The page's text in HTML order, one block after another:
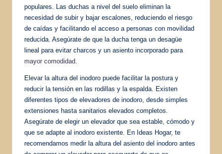
populares. Las duchas a nivel del suelo eliminan la
necesidad de subir y bajar escalones, reduciendo el riesgo
de caídas y facilitando el acceso a personas con movilidad
reducida. Asegúrate de que la ducha tenga un desagüe
lineal para evitar charcos y un asiento incorporado para
mayor comodidad
Elevar la altura del inodoro puede facilitar la postura y
reducir la tensión en las rodillas y la espalda. Existen
diferentes tipos de elevadores de inodoro, desde simples
extensiones hasta sanitarios elevados completos.
Asegúrate de elegir un elevador que sea estable, cómodo y
que se adapte al inodoro existente. En Ideas Hogar, te
recomendamos medir la altura del asiento del inodoro antes